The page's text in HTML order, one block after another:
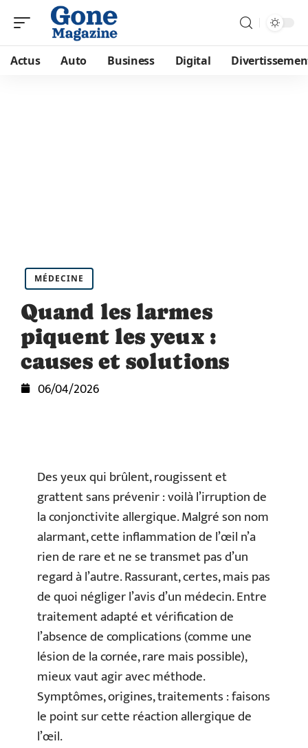
Actus Auto Business Digital
MÉDECINE
Quand les larmes
piquent les yeux :
causes et solutions
06/04/2026
Des yeux qui brûlent, rougissent et
grattent sans prévenir : voilà l’irruption de
la conjonctivite allergique. Malgré son nom
alarmant, cette inflammation de l’œil n’a
rien de rare et ne se transmet pas d’un
regard à l’autre. Rassurant, certes, mais pas
de quoi négliger l’avis d’un médecin. Entre
traitement adapté et vérification de
l’absence de complications (comme une
lésion de la cornée, rare mais possible),
mieux vaut agir avec méthode.
Symptômes, origines, traitements : faisons
le point sur cette réaction allergique de
l’œil.